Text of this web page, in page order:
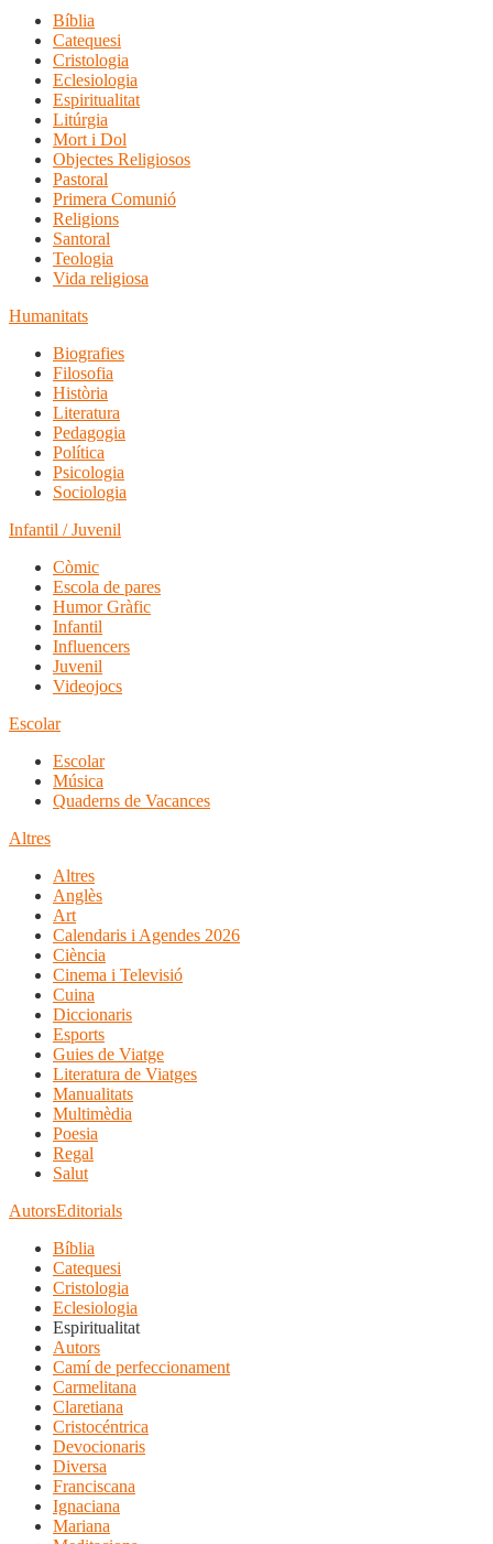
Bíblia
Catequesi
Cristologia
Eclesiologia
Espiritualitat
Litúrgia
Mort i Dol
Objectes Religiosos
Pastoral
Primera Comunió
Religions
Santoral
Teologia
Vida religiosa
Humanitats
Biografies
Filosofia
Història
Literatura
Pedagogia
Política
Psicologia
Sociologia
Infantil / Juvenil
Còmic
Escola de pares
Humor Gràfic
Infantil
Influencers
Juvenil
Videojocs
Escolar
Escolar
Música
Quaderns de Vacances
Altres
Altres
Anglès
Art
Calendaris i Agendes 2026
Ciència
Cinema i Televisió
Cuina
Diccionaris
Esports
Guies de Viatge
Literatura de Viatges
Manualitats
Multimèdia
Poesia
Regal
Salut
AutorsEditorials
Bíblia
Catequesi
Cristologia
Eclesiologia
Espiritualitat
Autors
Camí de perfeccionament
Carmelitana
Claretiana
Cristocéntrica
Devocionaris
Diversa
Franciscana
Ignaciana
Mariana